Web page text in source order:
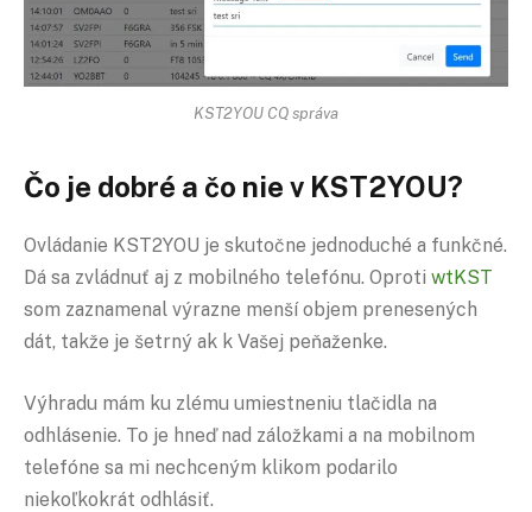
KST2YOU CQ správa
Čo je dobré a čo nie v KST2YOU?
Ovládanie KST2YOU je skutočne jednoduché a funkčné.
Dá sa zvládnuť aj z mobilného telefónu. Oproti wtKST
som zaznamenal výrazne menší objem prenesených
dát, takže je šetrný ak k Vašej peňaženke.
Výhradu mám ku zlému umiestneniu tlačidla na
odhlásenie. To je hneď nad záložkami a na mobilnom
telefóne sa mi nechceným klikom podarilo
niekoľkokrát odhlásiť.